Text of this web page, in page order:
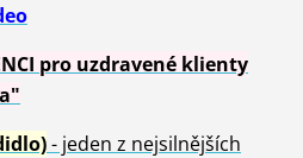
pro uzdravené klienty
- jeden z nejsilnějších